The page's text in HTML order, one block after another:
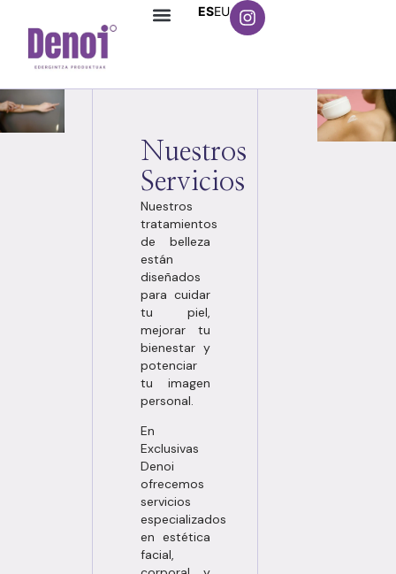
ESEU
Nuestros
Servicios
Nuestros
tratamientos
de belleza
están
diseñados
para cuidar
tu piel,
mejorar tu
bienestar y
potenciar
tu imagen
personal.
En
Exclusivas
Denoi
ofrecemos
servicios
especializados
en estética
facial,